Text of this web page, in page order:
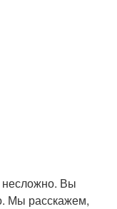
несложно. Вы
Мы расскажем,